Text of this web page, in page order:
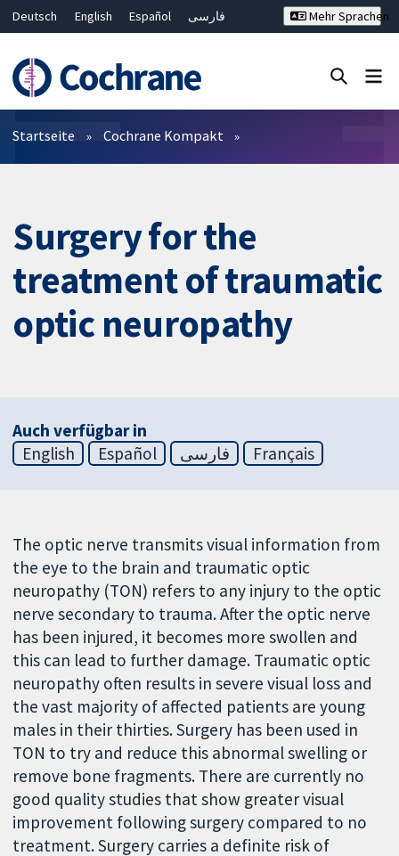
Deutsch English Español
فارسی
Bahasa Malaysia
ไทย
繁體中文
简体中文
Mehr Sprachen
Filter
Startseite Cochrane Kompakt
Surgery for the
treatment of traumatic
optic neuropathy
Auch verfügbar in
English
Español فارسی Français
The optic nerve transmits visual information from
the eye to the brain and traumatic optic
neuropathy (TON) refers to any injury to the optic
nerve secondary to trauma. After the optic nerve
has been injured, it becomes more swollen and
this can lead to further damage. Traumatic optic
neuropathy often results in severe visual loss and
the vast majority of affected patients are young
males in their thirties. Surgery has been used in
TON to try and reduce this abnormal swelling or
remove bone fragments. There are currently no
good quality studies that show greater visual
improvement following surgery compared to no
treatment. Surgery carries a definite risk of